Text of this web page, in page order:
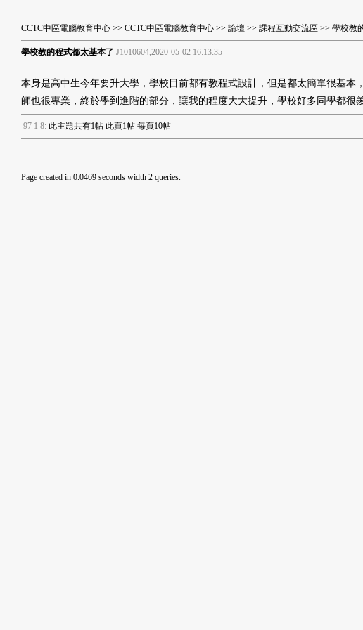
CCTC中區電腦教育中心 >> CCTC中區電腦教育中心 >> 論壇 >> 課程互動交流區 >> 學校教
學校教的程式都太基本了 J1010604,2020-05-02 16:13:35
本身是高中生今年要升大學，學校目前都有教程式設計，但是都太簡單很基
師也很專業，終於學到進階的部分，讓我的程度大大提升，學校好多同學都很
97 1 8: 此主題共有1帖 此頁1帖 每頁10帖
Page created in 0.0469 seconds width 2 queries.